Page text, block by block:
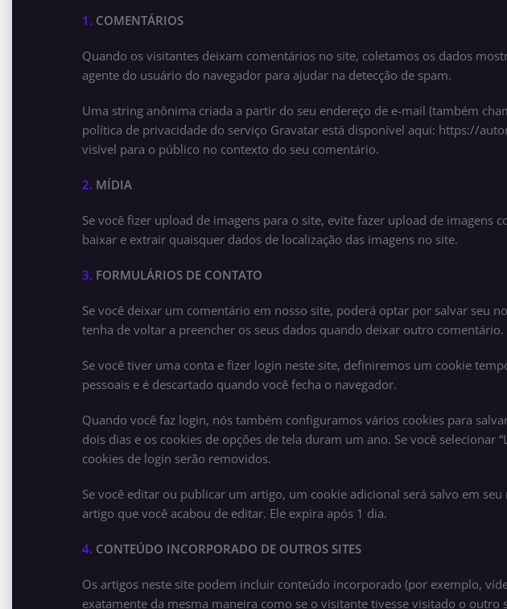
1. COMENTÁRIOS
Quando os visitantes deixam comentários no site, coletamos os dados
agente do usuário do navegador para ajudar na detecção de spam.
Uma string anônima criada a partir do seu endereço de e-mail (também
política de privacidade do serviço Gravatar está disponível aqui: https://
visível para o público no contexto do seu comentário.
2. MÍDIA
Se você fizer upload de imagens para o site, evite fazer upload de imagens
baixar e extrair quaisquer dados de localização das imagens no site.
3. FORMULÁRIOS DE CONTATO
Se você deixar um comentário em nosso site, poderá optar por salvar seu
tenha de voltar a preencher os seus dados quando deixar outro
Se você tiver uma conta e fizer login neste site, definiremos um cookie
pessoais e é descartado quando você fecha o navegador.
Quando você faz login, nós também configuramos vários cookies para
dois dias e os cookies de opções de tela duram um ano. Se você selecionar
cookies de login serão removidos.
Se você editar ou publicar um artigo, um cookie adicional será salvo em
artigo que você acabou de editar. Ele expira após 1 dia.
4. CONTEÚDO INCORPORADO DE OUTROS SITES
Os artigos neste site podem incluir conteúdo incorporado (por exemplo,
exatamente da mesma maneira como se o visitante tivesse visitado o outro